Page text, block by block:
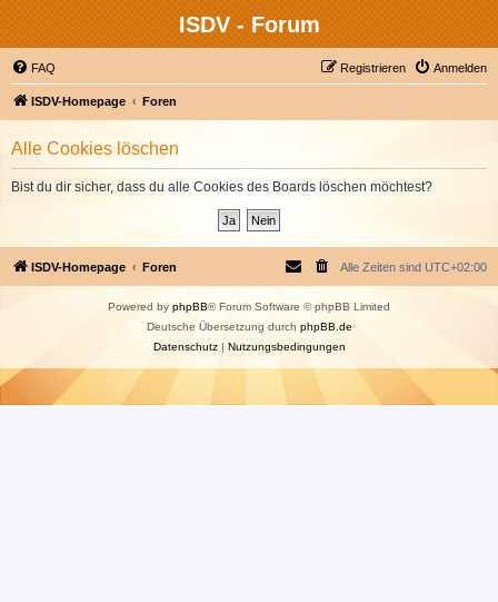
ISDV - Forum
FAQ Anmelden
Registrieren
ISDV-Homepage Foren
Alle Cookies löschen
Bist du dir sicher, dass du alle Cookies des Boards löschen möchtest?
ISDV-Homepage Foren Alle Zeiten sind UTC+02:00
Powered by phpBB® Forum Software © phpBB Limited
Deutsche Übersetzung durch phpBB.de
Datenschutz| Nutzungsbedingungen